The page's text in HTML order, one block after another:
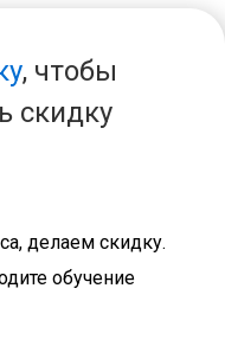
, чтобы
скидку
делаем скидку.
обучение